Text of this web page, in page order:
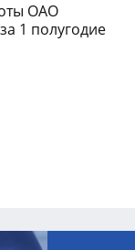
ОАО
1 полугодие